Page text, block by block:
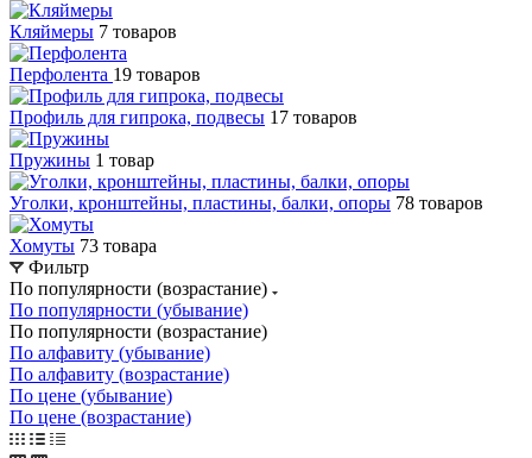
Кляймеры 7 товаров
Перфолента 19 товаров
Профиль для гипрока, подвесы 17 товаров
Пружины 1 товар
Уголки, кронштейны, пластины, балки, опоры 78 товаров
Хомуты 73 товара
Фильтр
По популярности (возрастание)
По популярности (убывание)
По популярности (возрастание)
По алфавиту (убывание)
По алфавиту (возрастание)
По цене (убывание)
По цене (возрастание)